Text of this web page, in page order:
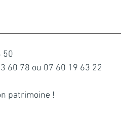
50
60 78 ou 07 60 19 63 22
patrimoine !